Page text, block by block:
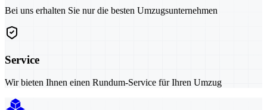
Bei uns erhalten Sie nur die besten Umzugsunternehmen
Service
Wir bieten Ihnen einen Rundum-Service für Ihren Umzug